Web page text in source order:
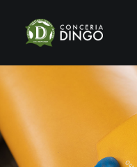
STORIA
PRODUZIONE